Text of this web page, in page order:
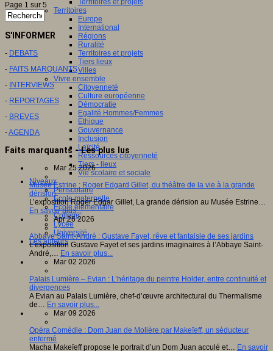
Territoires et projets
Territoires
Europe
International
Régions
Ruralité
Territoires et projets
Tiers lieux
Villes
Vivre ensemble
Citoyenneté
Culture européenne
Démocratie
Egalité Hommes/Femmes
Ethique
Gouvernance
Inclusion
Laïcité
Ressources citoyenneté
Tiers - lieux
Vie scolaire et sociale
Niveaux
Périscolaire
Ecole maternelle
Ecole élémentaire
Collège
Lycée
Université
Les auteurs
Page 1 sur 5
S'INFORMER
- DEBATS
- FAITS MARQUANTS
- INTERVIEWS
- REPORTAGES
- BREVES
-AGENDA
Faits marquants - Les plus lus
Mar 25 2026
Musée Estrine : Roger Edgard Gillet, du théâtre de la vie à la grande
dérision
L’exposition Roger Edgar Gillet, La grande dérision au Musée Estrine…
En savoir plus...
Apr 26 2026
Abbaye Saint-André : Gustave Fayet, rêve et fantaisie de ses jardins
L’exposition Gustave Fayet et ses jardins imaginaires à l’Abbaye Saint-
André,… En savoir plus...
Mar 02 2026
Palais Lumière – Evian : L’héritage du peintre Holder, entre continuité et
divergences
A Evian au Palais Lumière, chef-d’œuvre architectural du Thermalisme
de… En savoir plus...
Mar 09 2026
Opéra Comédie : Dom Juan de Molière par Makeïeff, un séducteur
enfermé
Macha Makeïeff propose le portrait d’un Dom Juan acculé et… En savoir